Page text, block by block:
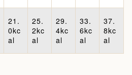
21.
0kc
al
25.
2kc
al
29.
4kc
al
33.
6kc
al
37.
8kc
al